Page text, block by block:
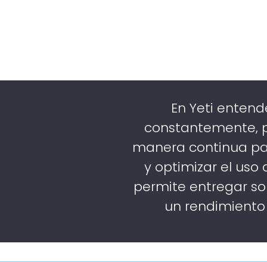
En Yeti
constantemente,
manera continua
y optimizar el uso
permite entregar
un